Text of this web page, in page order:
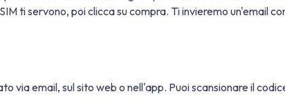
ti servono, poi clicca su compra. Ti invieremo un'email
via email, sul sito web o nell'app. Puoi scansionare il